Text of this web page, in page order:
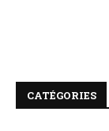
CATÉGORIES